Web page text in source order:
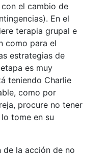
el cambio de
En el
terapia grupal e
como para el
estrategias de
es muy
teniendo Charlie
como por
procure no tener
tome en su
de la acción de no